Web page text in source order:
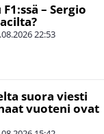
– Sergio
22:53
suora viesti
vuoteni ovat